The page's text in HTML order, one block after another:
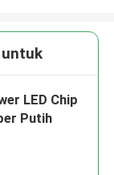
LED Chip
Putih